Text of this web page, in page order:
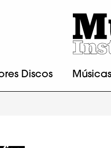
Discos Músicas